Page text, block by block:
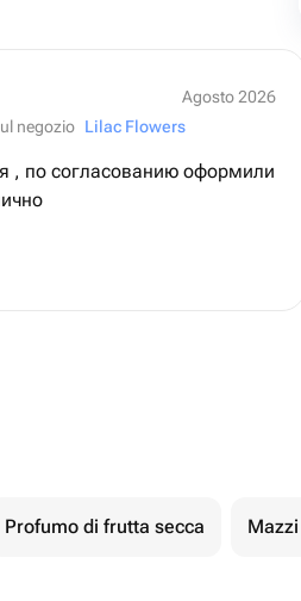
Agosto 2026
negozio Lilac Flowers
, по согласованию оформили
Profumo di frutta secca